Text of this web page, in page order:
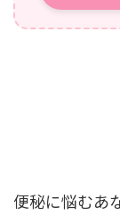
便秘に悩むあ